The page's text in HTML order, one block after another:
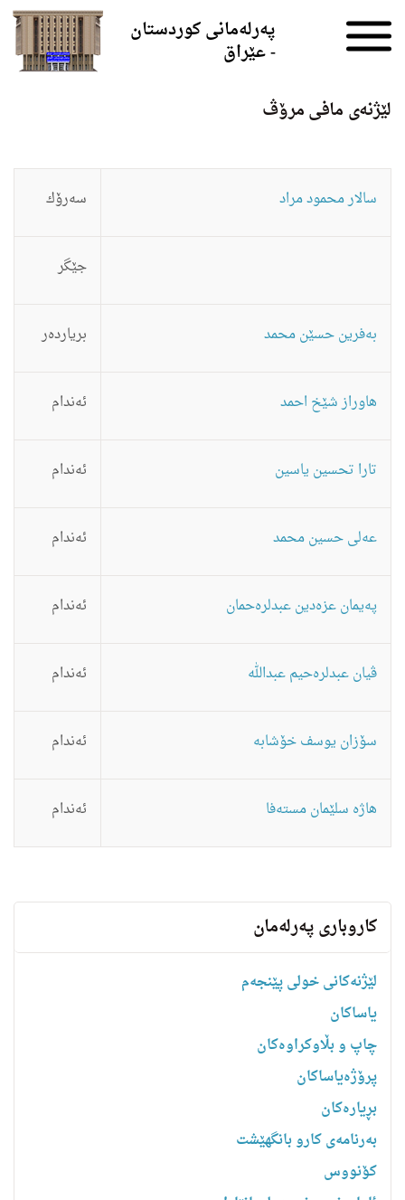
پەرلەمانی کوردستان
- عێراق
لێژنه‌ى مافى مرۆڤ
سالار محمود مراد سه‌رۆك
جێگر
به‌فرین حسێن محمد بریارده‌ر
هاوراز شێخ احمد ئه‌ندام
تارا تحسین یاسین ئه‌ندام
عه‌لى حسین محمد ئه‌ندام
په‌یمان عزه‌دین عبدلره‌حمان ئه‌ندام
ڤیان عبدلره‌حیم عبدالله ئه‌ندام
سۆزان یوسف خۆشابه ئه‌ندام
هاژه‌ سلێمان مسته‌فا ئه‌ندام
کاروباری پەرلەمان
لێژنەکانی خولی پێنجەم
یاساكان
چاپ و بڵاوکراوەکان
پرۆژەیاساکان
بڕیارەکان
به‌رنامه‌ى كارو بانگهێشت
کۆنووس